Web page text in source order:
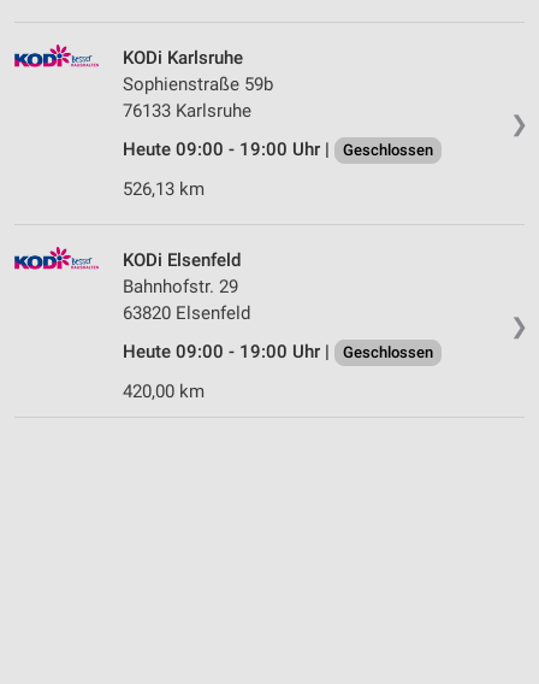
❯
KODi Karlsruhe
Sophienstraße 59b
76133 Karlsruhe
Heute 09:00 - 19:00 Uhr |
Geschlossen
526,13 km
❯
KODi Elsenfeld
Bahnhofstr. 29
63820 Elsenfeld
Heute 09:00 - 19:00 Uhr |
Geschlossen
420,00 km